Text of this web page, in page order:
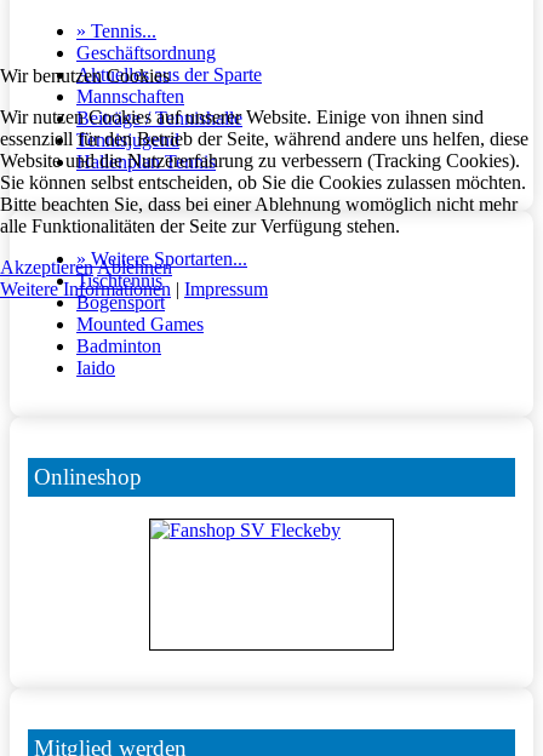
» Tennis...
Geschäftsordnung
Aktuelles aus der Sparte
Mannschaften
Beiträge / Tennishalle
Tennisjugend
Hallenplan Tennis
» Weitere Sportarten...
Tischtennis
Bogensport
Mounted Games
Badminton
Iaido
Onlineshop
Mitglied werden
Wir benutzen Cookies
Wir nutzen Cookies auf unserer Website. Einige von ihnen sind
essenziell für den Betrieb der Seite, während andere uns helfen, diese
Website und die Nutzererfahrung zu verbessern (Tracking Cookies).
Sie können selbst entscheiden, ob Sie die Cookies zulassen möchten.
Bitte beachten Sie, dass bei einer Ablehnung womöglich nicht mehr
alle Funktionalitäten der Seite zur Verfügung stehen.
AkzeptierenAblehnen
Weitere Informationen | Impressum